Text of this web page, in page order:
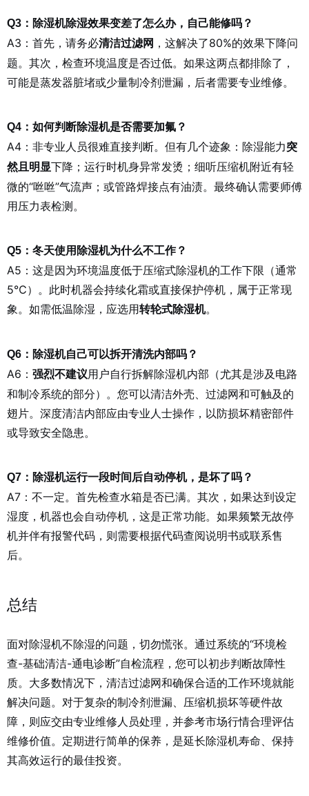
Q3：除湿机除湿效果变差了怎么办，自己能修吗？
A3：首先，请务必清洁过滤网 ，这解决了80%的效果下降问
题。其次，检查环境温度是否过低。如果这两点都排除了，
可能是蒸发器脏堵或少量制冷剂泄漏，后者需要专业维修。
Q4：如何判断除湿机是否需要加氟？
A4：非专业人员很难直接判断。但有几个迹象：除湿能力突
然且明显下降；运行时机身异常发烫；细听压缩机附近有轻
微的“咝咝”气流声；或管路焊接点有油渍。最终确认需要师傅
用压力表检测。
Q5：冬天使用除湿机为什么不工作？
A5：这是因为环境温度低于压缩式除湿机的工作下限（通常
5℃）。此时机器会持续化霜或直接保护停机，属于正常现
象。如需低温除湿，应选用转轮式除湿机。
Q6：除湿机自己可以拆开清洗内部吗？
A6： 强烈不建议用户自行拆解除湿机内部（尤其是涉及电路
和制冷系统的部分）。您可以清洁外壳、过滤网和可触及的
翅片。深度清洁内部应由专业人士操作，以防损坏精密部件
或导致安全隐患。
Q7：除湿机运行一段时间后自动停机，是坏了吗？
A7：不一定。首先检查水箱是否已满。其次，如果达到设定
湿度，机器也会自动停机，这是正常功能。如果频繁无故停
机并伴有报警代码，则需要根据代码查阅说明书或联系售
后。
总结
面对除湿机不除湿的问题，切勿慌张。通过系统的“环境检
查-基础清洁-通电诊断”自检流程，您可以初步判断故障性
质。大多数情况下，清洁过滤网和确保合适的工作环境就能
解决问题。对于复杂的制冷剂泄漏、压缩机损坏等硬件故
障，则应交由专业维修人员处理，并参考市场行情合理评估
维修价值。定期进行简单的保养，是延长除湿机寿命、保持
其高效运行的最佳投资。